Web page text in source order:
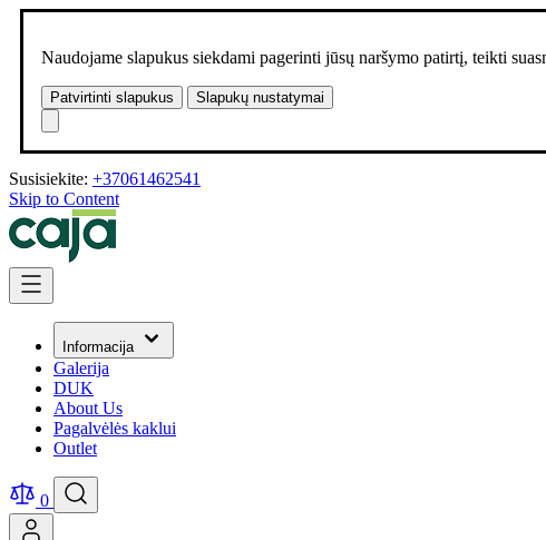
Naudojame slapukus siekdami pagerinti jūsų naršymo patirtį, teikti
Patvirtinti slapukus Slapukų nustatymai
Susisiekite: +37061462541
Skip to Content
Informacija
Galerija
DUK
About Us
Pagalvėlės kaklui
Outlet
0